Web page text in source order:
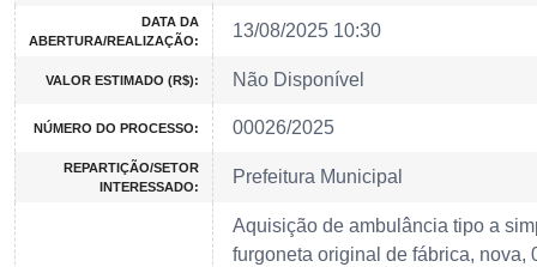
DATA DA
ABERTURA/REALIZAÇÃO:
13/08/2025 10:30
VALOR ESTIMADO (R$): Não Disponível
NÚMERO DO PROCESSO: 00026/2025
REPARTIÇÃO/SETOR
INTERESSADO:
Prefeitura Municipal
Aquisição de ambulância tipo a
furgoneta original de fábrica, nova,